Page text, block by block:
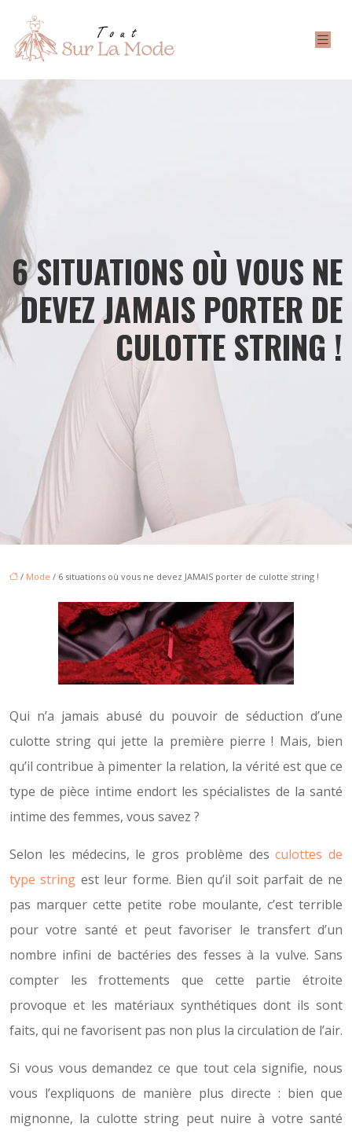
6 SITUATIONS OÙ VOUS NE
DEVEZ JAMAIS PORTER DE
CULOTTE STRING !
/ Mode / 6 situations où vous ne devez JAMAIS porter de culotte string !
Qui n’a jamais abusé du pouvoir de séduction d’une
culotte string qui jette la première pierre ! Mais, bien
qu’il contribue à pimenter la relation, la vérité est que ce
type de pièce intime endort les spécialistes de la santé
intime des femmes, vous savez ?
Selon les médecins, le gros problème desculottes de
type string est leur forme. Bien qu’il soit parfait de ne
pas marquer cette petite robe moulante, c’est terrible
pour votre santé et peut favoriser le transfert d’un
nombre infini de bactéries des fesses à la vulve. Sans
compter les frottements que cette partie étroite
provoque et les matériaux synthétiques dont ils sont
faits, qui ne favorisent pas non plus la circulation de l’air.
Si vous vous demandez ce que tout cela signifie, nous
vous l’expliquons de manière plus directe : bien que
mignonne, la culotte string peut nuire à votre santé